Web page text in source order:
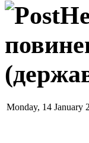
Monday, 14 January